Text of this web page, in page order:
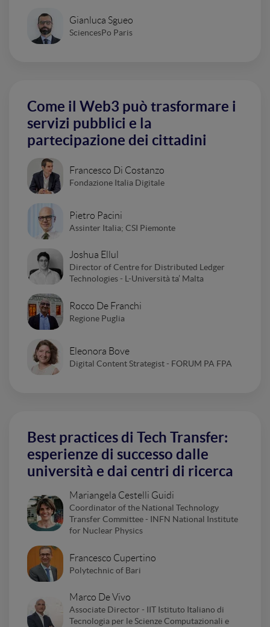
Gianluca Sgueo
SciencesPo Paris
Come il Web3 può trasformare i
servizi pubblici e la
partecipazione dei cittadini
Francesco Di Costanzo
Fondazione Italia Digitale
Pietro Pacini
Assinter Italia; CSI Piemonte
Joshua Ellul
Director of Centre for Distributed Ledger
Technologies - L-Università ta’ Malta
Rocco De Franchi
Regione Puglia
Eleonora Bove
Digital Content Strategist - FORUM PA FPA
Best practices di Tech Transfer:
esperienze di successo dalle
università e dai centri di ricerca
Mariangela Cestelli Guidi
Coordinator of the National Technology
Transfer Committee - INFN National Institute
for Nuclear Physics
Francesco Cupertino
Polytechnic of Bari
Marco De Vivo
Associate Director - IIT Istituto Italiano di
Tecnologia per le Scienze Computazionali e